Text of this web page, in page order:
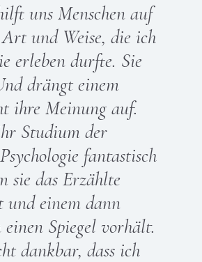
uns Menschen auf
und Weise, die ich
erleben durfte. Sie
drängt einem
ihre Meinung auf.
Studium der
fantastisch
sie das Erzählte
und einem dann
einen Spiegel vorhält.
dankbar, dass ich